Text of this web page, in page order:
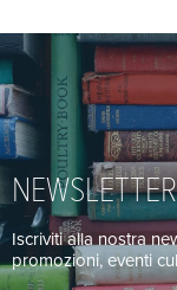
NEWSLETTER
Iscriviti alla nostra
promozioni, eventi